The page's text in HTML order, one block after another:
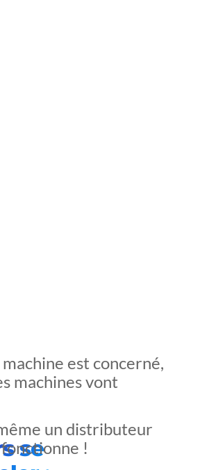
se
est concerné,
machines vont
un distributeur
!